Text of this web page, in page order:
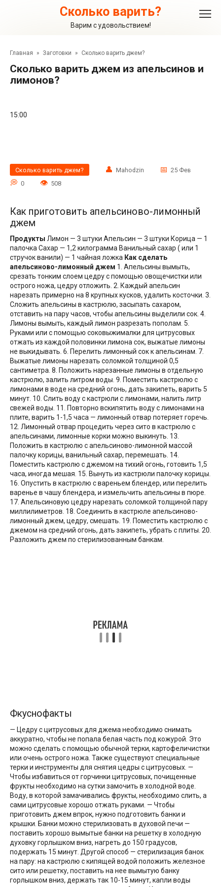
Сколько варить?
Варим с удовольствием!
Главная » Заготовки » Сколько варить джем?
Сколько варить джем из апельсинов и
лимонов?
15:00
Сколько варить джем? Mahodzin
25 Фев
0
508
Как приготовить апельсиново-лимонный
джем
Продукты Лимон — 3 штуки Апельсин — 3 штуки Корица — 1
палочка Сахар — 1,2 килограмма Ванильный сахар ( или 1
стручок ванили) — 1 чайная ложка Как сделать
апельсиново-лимонный джем 1. Апельсины вымыть,
срезать тонким слоем цедру с помощью овощечистки или
острого ножа, цедру отложить. 2. Каждый апельсин
нарезать примерно на 8 крупных кусков, удалить косточки. 3.
Сложить апельсины в кастрюлю, засыпать сахаром,
отставить на пару часов, чтобы апельсины выделили сок. 4.
Лимоны вымыть, каждый лимон разрезать пополам. 5.
Руками или с помощью соковыжималки для цитрусовых
отжать из каждой половинки лимона сок, выжатые лимоны
не выкидывать. 6. Перелить лимонный сок к апельсинам. 7.
Выжатые лимоны нарезать соломкой толщиной 0,5
сантиметра. 8. Положить нарезанные лимоны в отдельную
кастрюлю, залить литром воды. 9. Поместить кастрюлю с
лимонами в воде на средний огонь, дать закипеть, варить 5
минут. 10. Слить воду с кастрюли с лимонами, налить литр
свежей воды. 11. Повторно вскипятить воду с лимонами на
плите, варить 1-1,5 часа — лимонный отвар потеряет горечь.
12. Лимонный отвар процедить через сито в кастрюлю с
апельсинами, лимонные корки можно выкинуть. 13.
Положить в кастрюлю с апельсиново-лимонной массой
палочку корицы, ванильный сахар, перемешать. 14.
Поместить кастрюлю с джемом на тихий огонь, готовить 1,5
часа, иногда мешая. 15. Вынуть из кастрюли палочку корицы.
16. Опустить в кастрюлю с вареньем блендер, или перелить
варенье в чашу блендера, и измельчить апельсины в пюре.
17. Апельсиновую цедру нарезать соломкой толщиной пару
миллилиметров. 18. Соединить в кастрюле апельсиново-
лимонный джем, цедру, смешать. 19. Поместить кастрюлю с
джемом на средний огонь, дать закипеть, убрать с плиты. 20.
Разложить джем по стерилизованным банкам.
Фкуснофакты
— Цедру с цитрусовых для джема необходимо снимать
аккуратно, чтобы не попала белая часть под кожурой. Это
можно сделать с помощью обычной терки, картофеличистки
или очень острого ножа. Также существуют специальные
терки и инструменты для снятия цедры с цитрусовых. —
Чтобы избавиться от горчинки цитрусовых, почищенные
фрукты необходимо на сутки замочить в холодной воде.
Воду, в которой замачивались фрукты, необходимо слить, а
сами цитрусовые хорошо отжать руками. — Чтобы
приготовить джем впрок, нужно подготовить банки и
крышки. Банки можно стерилизовать в духовой печи —
поставить хорошо вымытые банки на решетку в холодную
духовку горлышком вниз, нагреть до 150 градусов,
подержать 15 минут. Другой способ — стерилизация банок
на пару: на кастрюлю с кипящей водой положить железное
сито или решетку, поставить на нее вымытую банку
горлышком вниз, держать так 10-15 минут, капли воды